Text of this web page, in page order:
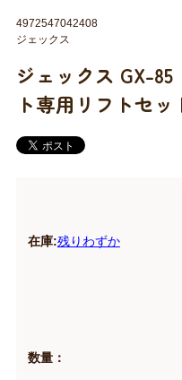
ジェックス GX-
ト専用リフトセッ
在庫:残りわずか
数量：
4972547042408
ジェックス